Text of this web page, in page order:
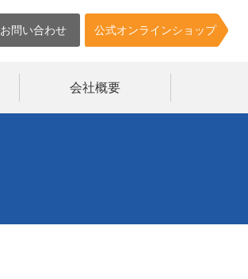
公式オンラインショップ
お問い合わせ
会社概要